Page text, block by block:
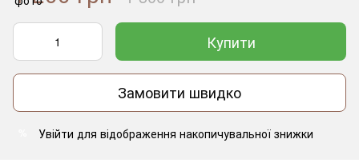
Купити
Замовити швидко
Увійти для відображення накопичувальної знижки